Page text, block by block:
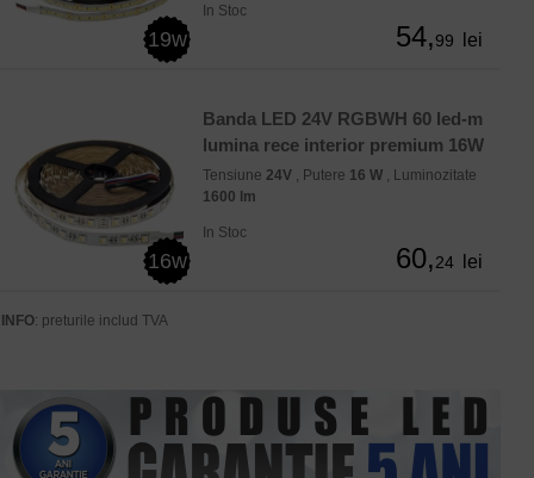
19w
In Stoc
54,99 lei
16w
Banda LED 24V RGBWH 60 led-m
lumina rece interior premium 16W
Tensiune 24V , Putere 16 W , Luminozitate
1600 lm
In Stoc
60,24 lei
INFO: preturile includ TVA